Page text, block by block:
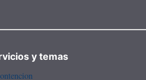
y temas